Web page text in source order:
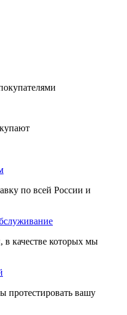
по всей России и
в качестве которых мы
протестировать вашу